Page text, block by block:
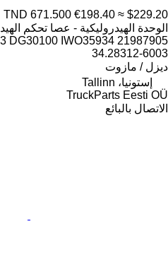
TND 671.500 €198.40 ≈ $229.20
الوحدة الهيدروليكية - عصا تحكم
DG30100 IWO35934 21987905
34.28312-6003
ديزل / مازوت
إستونيا، Tallinn
TruckParts Eesti OÜ
الاتصال بالبائع